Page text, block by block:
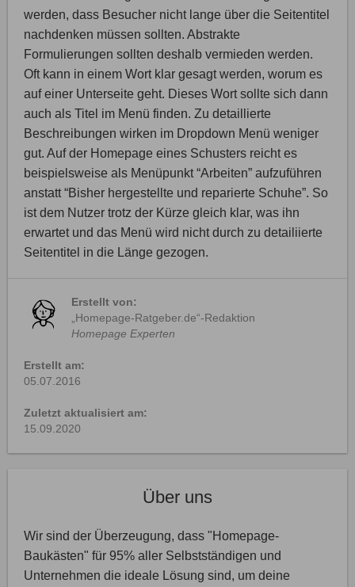
werden, dass Besucher nicht lange über die Seitentitel
nachdenken müssen sollten. Abstrakte
Formulierungen sollten deshalb vermieden werden.
Oft kann in einem Wort klar gesagt werden, worum es
auf einer Unterseite geht. Dieses Wort sollte sich dann
auch als Titel im Menü finden. Zu detaillierte
Beschreibungen wirken im Dropdown Menü weniger
gut. Auf der Homepage eines Schusters reicht es
beispielsweise als Menüpunkt “Arbeiten” aufzuführen
anstatt “Bisher hergestellte und reparierte Schuhe”. So
ist dem Nutzer trotz der Kürze gleich klar, was ihn
erwartet und das Menü wird nicht durch zu detailiierte
Seitentitel in die Länge gezogen.
Erstellt von:
„Homepage-Ratgeber.de“-Redaktion
Homepage Experten
Erstellt am:
05.07.2016
Zuletzt aktualisiert am:
15.09.2020
Über uns
Wir sind der Überzeugung, dass "Homepage-
Baukästen" für 95% aller Selbstständigen und
Unternehmen die ideale Lösung sind, um deine